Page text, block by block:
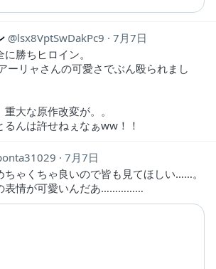
lsx8VptSwDakPc9
7月7日
勝ちヒロイン。
ーリャさんの可愛さでぶん殴られまし
大な原作改変が。。
るんは許せねぇなぁww！！
7月7日
ちゃくちゃ良いので皆も見てほしい……。
表情が可愛いんだあ……………